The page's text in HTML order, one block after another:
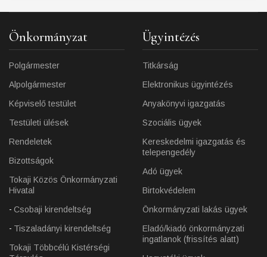
Önkormányzat
Polgármester
Alpolgármester
Képviselő testület
Testületi ülések
Rendeletek
Bizottságok
Tokaji Közös Önkormányzati
Hivatal
Csobaji kirendeltség
Tiszaladányi kirendeltség
Tokaji Többcélú Kistérségi
Ügyintézés
Titkárság
Elektronikus ügyintézés
Anyakönyvi igazgatás
Szociális ügyek
Kereskedelmi igazgatás és
telepengedély
Adó ügyek
Birtokvédelem
Önkormányzati lakás ügyek
Eladó/kiadó önkormányzati
ingatlanok (frissítés alatt)